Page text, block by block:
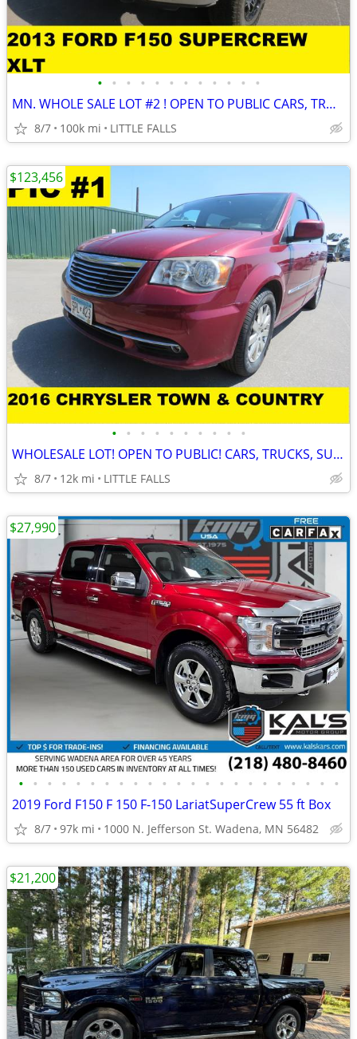
• • • • • • • • • • • •
MN. WHOLE SALE LOT #2 ! OPEN TO PUBLIC CARS, TRUCKS, SUVS, MINI VANS!
8/7 100k mi LITTLE FALLS
• • • • • • • • • •
WHOLESALE LOT! OPEN TO PUBLIC! CARS, TRUCKS, SUV'S, MINI VAN & MORE!
8/7 12k mi LITTLE FALLS
$123,456
• • • • • • • • • • • • • • • • • • • • • • •
2019 Ford F150 F 150 F-150 LariatSuperCrew 55 ft Box
8/7 97k mi 1000 N. Jefferson St. Wadena, MN 56482
$27,990
$21,200